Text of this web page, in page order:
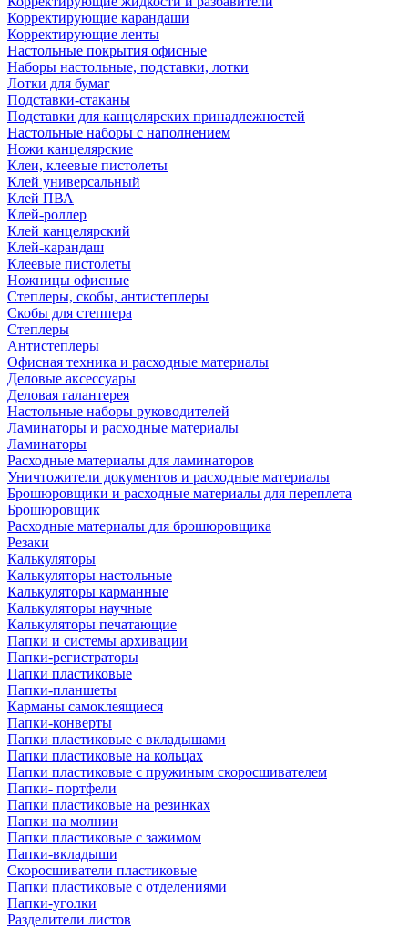
Корректирующие карандаши
Корректирующие ленты
Настольные покрытия офисные
Наборы настольные, подставки, лотки
Лотки для бумаг
Подставки-стаканы
Подставки для канцелярских принадлежностей
Настольные наборы с наполнением
Ножи канцелярские
Клеи, клеевые пистолеты
Клей универсальный
Клей ПВА
Клей-роллер
Клей канцелярский
Клей-карандаш
Клеевые пистолеты
Ножницы офисные
Степлеры, скобы, антистеплеры
Скобы для степпера
Степлеры
Антистеплеры
Офисная техника и расходные материалы
Деловые аксессуары
Деловая галантерея
Настольные наборы руководителей
Ламинаторы и расходные материалы
Ламинаторы
Расходные материалы для ламинаторов
Уничтожители документов и расходные материалы
Брошюровщики и расходные материалы для переплета
Брошюровщик
Расходные материалы для брошюровщика
Резаки
Калькуляторы
Калькуляторы настольные
Калькуляторы карманные
Калькуляторы научные
Калькуляторы печатающие
Папки и системы архивации
Папки-регистраторы
Папки пластиковые
Папки-планшеты
Карманы самоклеящиеся
Папки-конверты
Папки пластиковые с вкладышами
Папки пластиковые на кольцах
Папки пластиковые с пружиным скоросшивателем
Папки- портфели
Папки пластиковые на резинках
Папки на молнии
Папки пластиковые с зажимом
Папки-вкладыши
Скоросшиватели пластиковые
Папки пластиковые с отделениями
Папки-уголки
Разделители листов